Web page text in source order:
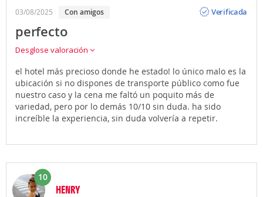
03/08/2025 Con amigos
Verificada
perfecto
Desglose valoración
el hotel más precioso donde he estado! lo único malo es la
ubicación si no dispones de transporte público como fue
nuestro caso y la cena me faltó un poquito más de
variedad, pero por lo demás 10/10 sin duda. ha sido
increíble la experiencia, sin duda volvería a repetir.
10
HENRY